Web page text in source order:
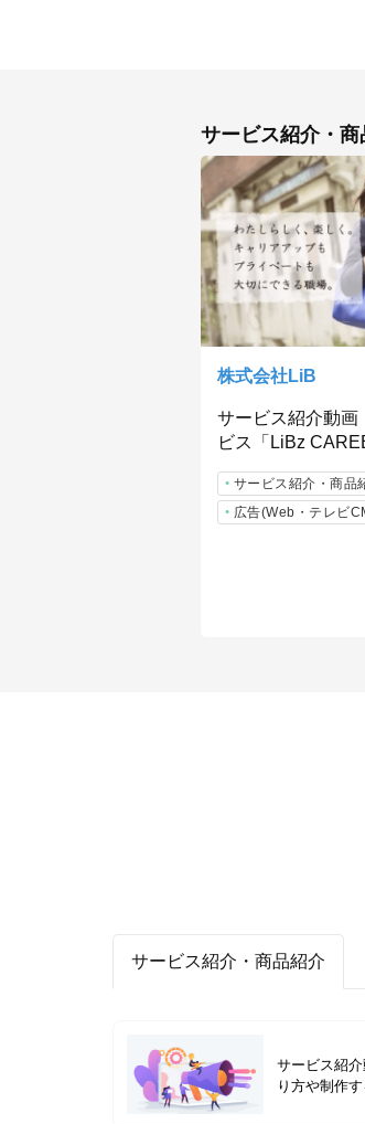
サービス紹介・
株式会社LiB
サービス紹介動
ビス「LiBz
サービス紹介・商品
広告(Web・テレビ
サービス紹介・商品紹介
サービス紹
り方や制作